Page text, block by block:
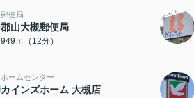
郵便局
郡山大槻郵便局
949ｍ（12分）
ホームセンター
カインズホーム 大槻店